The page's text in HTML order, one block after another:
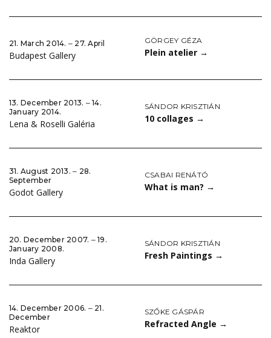
21. March 2014. ‒ 27. April
Budapest Gallery
GÖRGEY GÉZA
Plein atelier →
13. December 2013. ‒ 14.
January 2014.
Lena & Roselli Galéria
SÁNDOR KRISZTIÁN
10 collages →
31. August 2013. ‒ 28.
September
Godot Gallery
CSABAI RENÁTÓ
What is man? →
20. December 2007. ‒ 19.
January 2008.
Inda Gallery
SÁNDOR KRISZTIÁN
Fresh Paintings →
14. December 2006. ‒ 21.
December
Reaktor
SZŐKE GÁSPÁR
Refracted Angle →